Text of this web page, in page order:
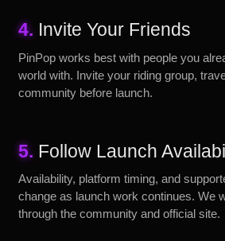
4. Invite Your Friends
PinPop works best with people you
world with. Invite your riding group,
community before launch.
5. Follow Launch
Availability, platform timing, and
change as launch work continues. We
through the community and official site.